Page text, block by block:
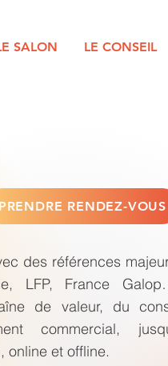
SALON LE CONSEIL
PRENDRE RENDEZ-VOUS
des références
LFP, France
de valeur, du
commercial,
online et offline.